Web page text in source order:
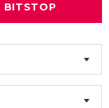
BITSTOP